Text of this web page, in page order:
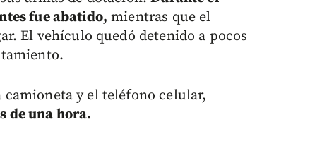
fue abatido, mientras que el
El vehículo quedó detenido a pocos
y el teléfono celular,
de una hora.